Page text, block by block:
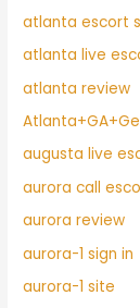
atlanta escort
atlanta live
atlanta review
augusta live
aurora call
aurora review
aurora-1 sign in
aurora-1 site